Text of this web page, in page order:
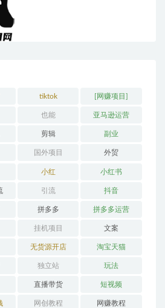
tiktok [网赚项目]
也能 亚马逊运营
剪辑 副业
国外项目 外贸
小红 小红书
引流 抖音
拼多多 拼多多运营
挂机项目 文案
无货源开店 淘宝天猫
独立站 玩法
直播带货 短视频
网创教程 网赚教程